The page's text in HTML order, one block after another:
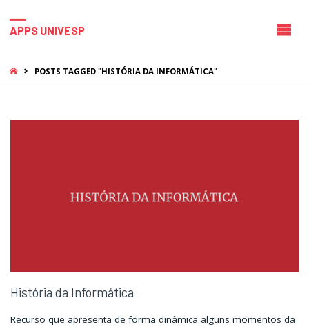
APPS UNIVESP
HOMEPOSTS TAGGED "HISTÓRIA DA INFORMÁTICA"
História da Informática
Recurso que apresenta de forma dinâmica alguns momentos da